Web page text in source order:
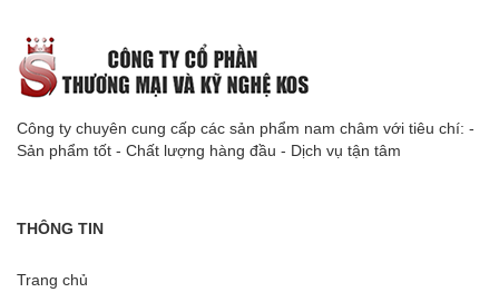
Công ty chuyên cung cấp các sản phẩm nam châm với tiêu chí: -
Sản phẩm tốt - Chất lượng hàng đầu - Dịch vụ tận tâm
THÔNG TIN
Trang chủ